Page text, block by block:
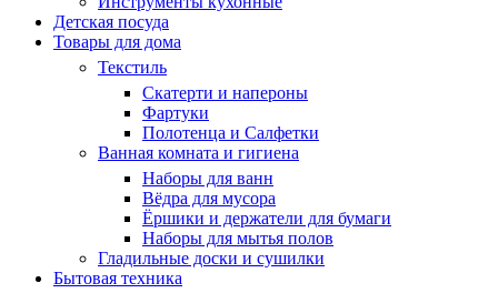
Детская посуда
Товары для дома
Текстиль
Скатерти и напероны
Фартуки
Полотенца и Салфетки
Ванная комната и гигиена
Наборы для ванн
Вёдра для мусора
Ёршики и держатели для бумаги
Наборы для мытья полов
Гладильные доски и сушилки
Бытовая техника